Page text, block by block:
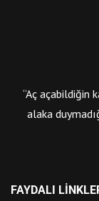
“Aç açabildiğin
alaka
FAYDALI